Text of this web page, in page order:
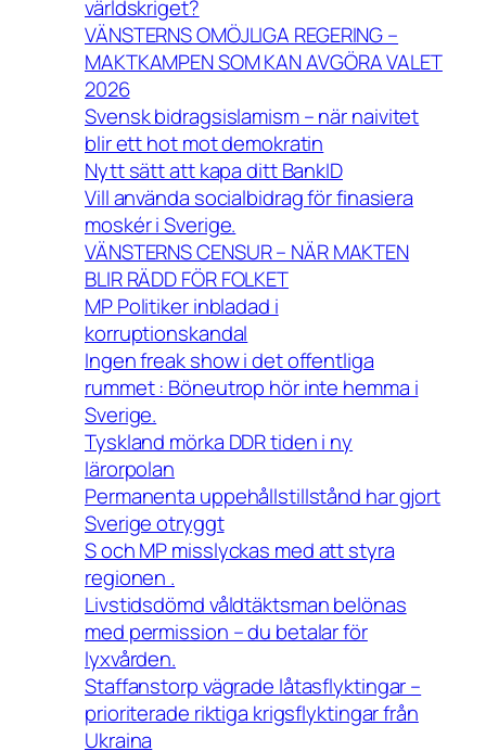
världskriget?
VÄNSTERNS OMÖJLIGA REGERING –
MAKTKAMPEN SOM KAN AVGÖRA VALET
2026
Svensk bidragsislamism – när naivitet
blir ett hot mot demokratin
Nytt sätt att kapa ditt BankID
Vill använda socialbidrag för finasiera
moskér i Sverige.
VÄNSTERNS CENSUR – NÄR MAKTEN
BLIR RÄDD FÖR FOLKET
MP Politiker inbladad i
korruptionskandal
Ingen freak show i det offentliga
rummet : Böneutrop hör inte hemma i
Sverige.
Tyskland mörka DDR tiden i ny
lärorpolan
Permanenta uppehållstillstånd har gjort
Sverige otryggt
S och MP misslyckas med att styra
regionen .
Livstidsdömd våldtäktsman belönas
med permission – du betalar för
lyxvården.
Staffanstorp vägrade låtasflyktingar –
prioriterade riktiga krigsflyktingar från
Ukraina